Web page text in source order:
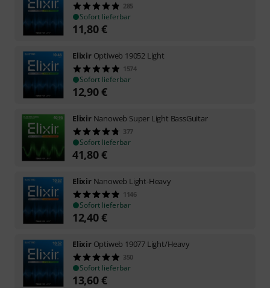
285
Sofort lieferbar
11,80€
Elixir Optiweb 19052 Light
1574
Sofort lieferbar
12,90€
Elixir Nanoweb Super Light BassGuitar
377
Sofort lieferbar
41,80€
Elixir Nanoweb Light-Heavy
1146
Sofort lieferbar
12,40€
Elixir Optiweb 19077 Light/Heavy
350
Sofort lieferbar
13,60€